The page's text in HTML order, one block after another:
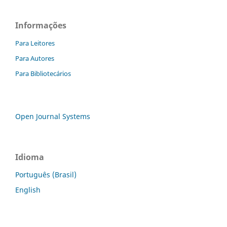
Informações
Para Leitores
Para Autores
Para Bibliotecários
Open Journal Systems
Idioma
Português (Brasil)
English